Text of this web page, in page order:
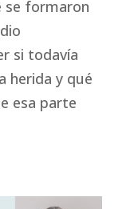
se formaron
si todavía
herida y qué
esa parte